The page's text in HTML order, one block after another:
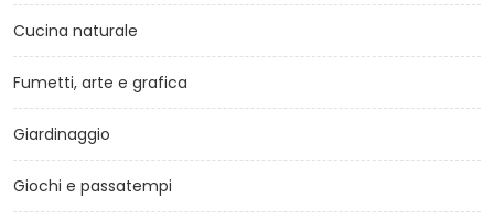
Cucina naturale
Fumetti, arte e grafica
Giardinaggio
Giochi e passatempi